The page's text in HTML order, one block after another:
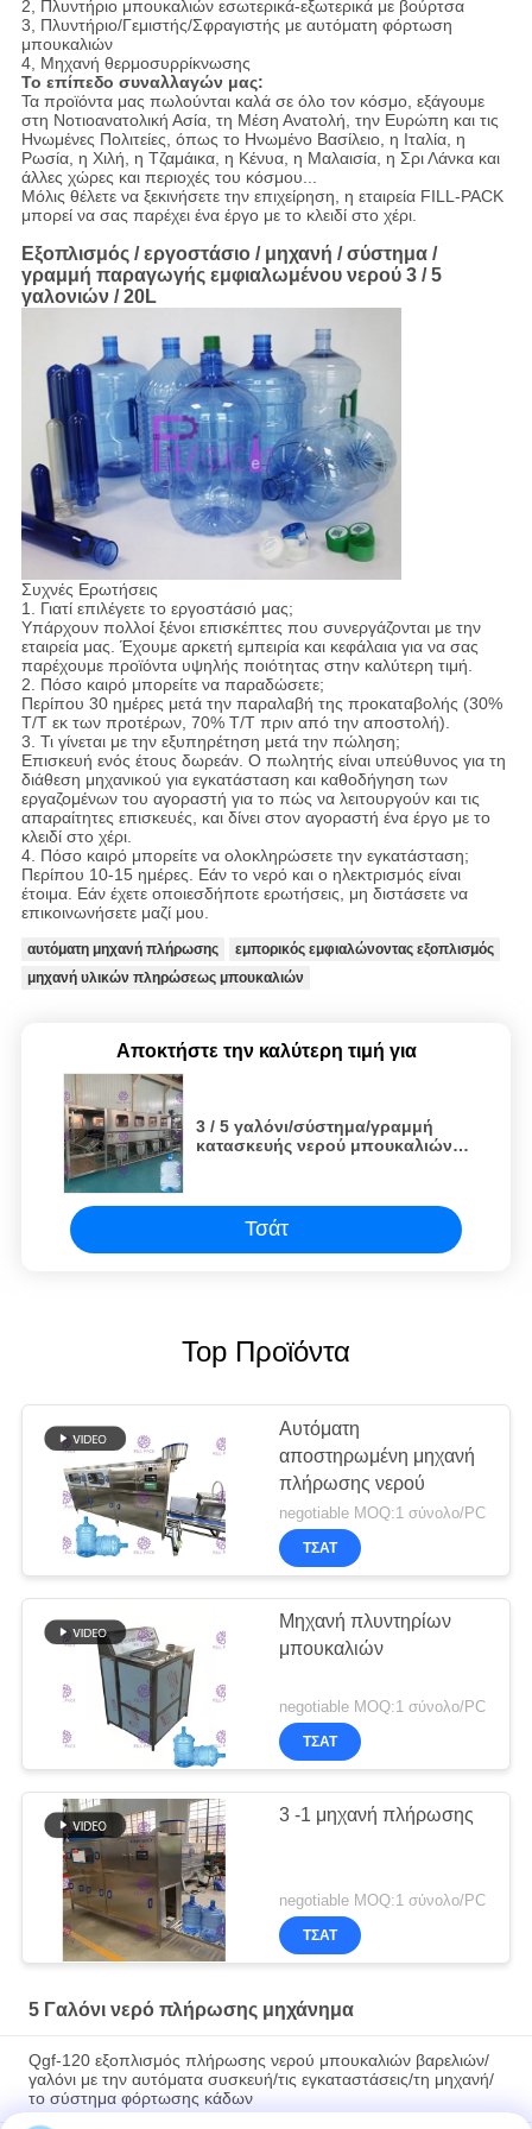
2, Πλυντήριο μπουκαλιών εσωτερικά-εξωτερικά με βούρτσα
3, Πλυντήριο/Γεμιστής/Σφραγιστής με αυτόματη φόρτωση
μπουκαλιών
4, Μηχανή θερμοσυρρίκνωσης
Το επίπεδο συναλλαγών μας:
Τα προϊόντα μας πωλούνται καλά σε όλο τον κόσμο, εξάγουμε
στη Νοτιοανατολική Ασία, τη Μέση Ανατολή, την Ευρώπη και τις
Ηνωμένες Πολιτείες, όπως το Ηνωμένο Βασίλειο, η Ιταλία, η
Ρωσία, η Χιλή, η Τζαμάικα, η Κένυα, η Μαλαισία, η Σρι Λάνκα και
άλλες χώρες και περιοχές του κόσμου...
Μόλις θέλετε να ξεκινήσετε την επιχείρηση, η εταιρεία FILL-PACK
μπορεί να σας παρέχει ένα έργο με το κλειδί στο χέρι.
Εξοπλισμός / εργοστάσιο / μηχανή / σύστημα /
γραμμή παραγωγής εμφιαλωμένου νερού 3 / 5
γαλονιών / 20L
Συχνές Ερωτήσεις
1. Γιατί επιλέγετε το εργοστάσιό μας;
Υπάρχουν πολλοί ξένοι επισκέπτες που συνεργάζονται με την
εταιρεία μας. Έχουμε αρκετή εμπειρία και κεφάλαια για να σας
παρέχουμε προϊόντα υψηλής ποιότητας στην καλύτερη τιμή.
2. Πόσο καιρό μπορείτε να παραδώσετε;
Περίπου 30 ημέρες μετά την παραλαβή της προκαταβολής (30%
T/T εκ των προτέρων, 70% T/T πριν από την αποστολή).
3. Τι γίνεται με την εξυπηρέτηση μετά την πώληση;
Επισκευή ενός έτους δωρεάν. Ο πωλητής είναι υπεύθυνος για τη
διάθεση μηχανικού για εγκατάσταση και καθοδήγηση των
εργαζομένων του αγοραστή για το πώς να λειτουργούν και τις
απαραίτητες επισκευές, και δίνει στον αγοραστή ένα έργο με το
κλειδί στο χέρι.
4. Πόσο καιρό μπορείτε να ολοκληρώσετε την εγκατάσταση;
Περίπου 10-15 ημέρες. Εάν το νερό και ο ηλεκτρισμός είναι
έτοιμα. Εάν έχετε οποιεσδήποτε ερωτήσεις, μη διστάσετε να
επικοινωνήσετε μαζί μου.
αυτόματη μηχανή πλήρωσης
εμπορικός εμφιαλώνοντας εξοπλισμός
μηχανή υλικών πληρώσεως μπουκαλιών
Αποκτήστε την καλύτερη τιμή για
3 / 5 γαλόνι/σύστημα/γραμμή
κατασκευής νερού μπουκαλιών
Τσάτ
Top Προϊόντα
Αυτόματη
αποστηρωμένη μηχανή
πλήρωσης νερού
negotiable MOQ:1 σύνολο/PC
ΤΣΆΤ
Μηχανή πλυντηρίων
μπουκαλιών
negotiable MOQ:1 σύνολο/PC
ΤΣΆΤ
3 -1 μηχανή πλήρωσης
negotiable MOQ:1 σύνολο/PC
ΤΣΆΤ
5 Γαλόνι νερό πλήρωσης μηχάνημα
Qgf-120 εξοπλισμός πλήρωσης νερού μπουκαλιών βαρελιών/
γαλόνι με την αυτόματα συσκευή/τις εγκαταστάσεις/τη μηχανή/
το σύστημα φόρτωσης κάδων